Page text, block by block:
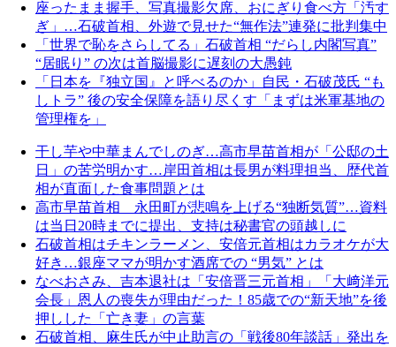
座ったまま握手、写真撮影欠席、おにぎり食べ方「汚す
ぎ」…石破首相、外遊で見せた“無作法”連発に批判集中
「世界で恥をさらしてる」石破首相 “だらし内閣写真”
“居眠り” の次は首脳撮影に遅刻の大愚鈍
「日本を『独立国』と呼べるのか」自民・石破茂氏 “も
しトラ” 後の安全保障を語り尽くす「まずは米軍基地の
管理権を」
干し芋や中華まんでしのぎ…高市早苗首相が「公邸の土
日」の苦労明かす…岸田首相は長男が料理担当、歴代首
相が直面した食事問題とは
高市早苗首相 永田町が悲鳴を上げる“独断気質”…資料
は当日20時までに提出、支持は秘書官の頭越しに
石破首相はチキンラーメン、安倍元首相はカラオケが大
好き…銀座ママが明かす酒席での “男気” とは
なべおさみ、吉本退社は「安倍晋三元首相」「大﨑洋元
会長」恩人の喪失が理由だった！85歳での“新天地”を後
押しした「亡き妻」の言葉
石破首相、麻生氏が中止助言の「戦後80年談話」発出を